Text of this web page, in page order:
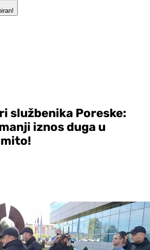
službenika Poreske:
iznos duga u